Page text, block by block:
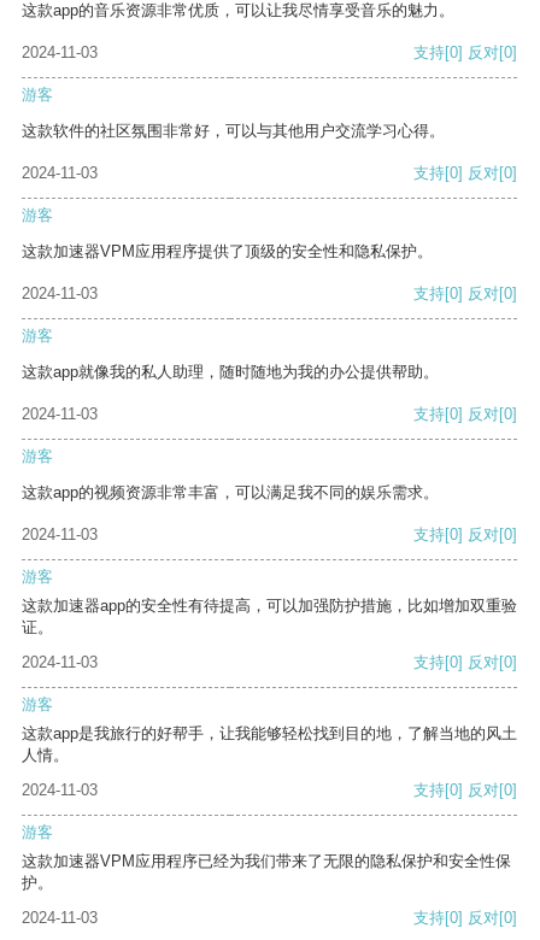
这款app的音乐资源非常优质，可以让我尽情享受音乐的魅力。
2024-11-03 支持[0] 反对[0]
游客
这款软件的社区氛围非常好，可以与其他用户交流学习心得。
2024-11-03 支持[0] 反对[0]
游客
这款加速器VPM应用程序提供了顶级的安全性和隐私保护。
2024-11-03 支持[0] 反对[0]
游客
这款app就像我的私人助理，随时随地为我的办公提供帮助。
2024-11-03 支持[0] 反对[0]
游客
这款app的视频资源非常丰富，可以满足我不同的娱乐需求。
2024-11-03 支持[0] 反对[0]
游客
这款加速器app的安全性有待提高，可以加强防护措施，比如增加双重验
证。
2024-11-03
支持[0] 反对[0]
游客
这款app是我旅行的好帮手，让我能够轻松找到目的地，了解当地的风土
人情。
2024-11-03
支持[0] 反对[0]
游客
这款加速器VPM应用程序已经为我们带来了无限的隐私保护和安全性保
护。
2024-11-03
支持[0] 反对[0]